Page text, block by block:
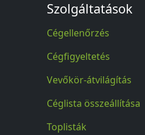
Szolgáltatások
Cégellenőrzés
Cégfigyeltetés
Vevőkör-átvilágítás
Céglista összeállítása
Toplisták